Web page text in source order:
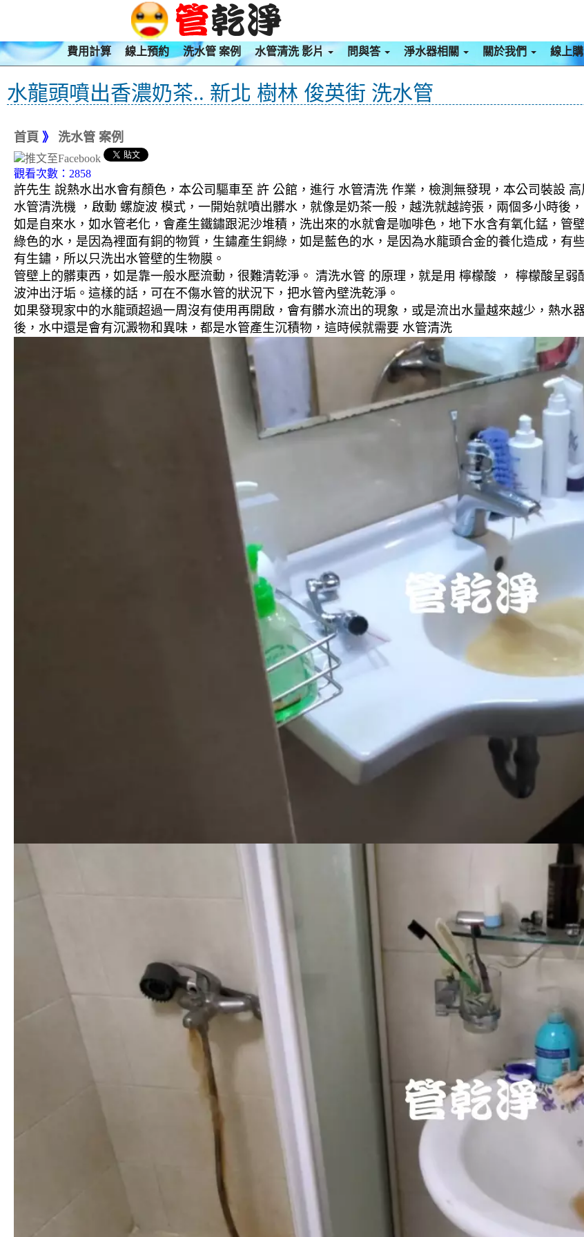
費用計算 線上預約 洗水管 案例 水管清洗 影片 問與答 淨水器相關 關於我們 線上
水龍頭噴出香濃奶茶.. 新北 樹林 俊英街 洗水管
首頁 》 洗水管 案例
觀看次數：2858
許先生 說熱水出水會有顏色，本公司驅車至 許 公館，進行 水管清洗 作業，檢測無發現，本公司裝設
水管清洗機 ，啟動 螺旋波 模式，一開始就噴出髒水，就像是奶茶一般，越洗就越誇張，兩個多小時後
如是自來水，如水管老化，會產生鐵鏽跟泥沙堆積，洗出來的水就會是咖啡色，地下水含有氧化錳，管
綠色的水，是因為裡面有銅的物質，生鏽產生銅綠，如是藍色的水，是因為水龍頭合金的養化造成，有
有生鏽，所以只洗出水管壁的生物膜。
管壁上的髒東西，如是靠一般水壓流動，很難清乾淨。 清洗水管 的原理，就是用 檸檬酸 ， 檸檬酸呈
波沖出汙垢。這樣的話，可在不傷水管的狀況下，把水管內壁洗乾淨。
如果發現家中的水龍頭超過一周沒有使用再開啟，會有髒水流出的現象，或是流出水量越來越少，熱水
後，水中還是會有沉澱物和異味，都是水管產生沉積物，這時候就需要 水管清洗